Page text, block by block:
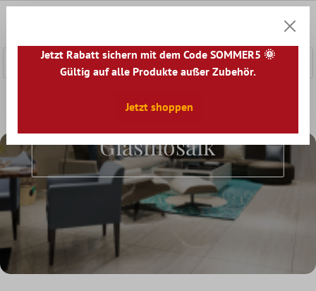
Fliesenkleber
Glasfliesen &
Glasmosaik
Jetzt Rabatt sichern mit dem Code SOMMER5 🌞
Gültig auf alle Produkte außer Zubehör.
Jetzt shoppen